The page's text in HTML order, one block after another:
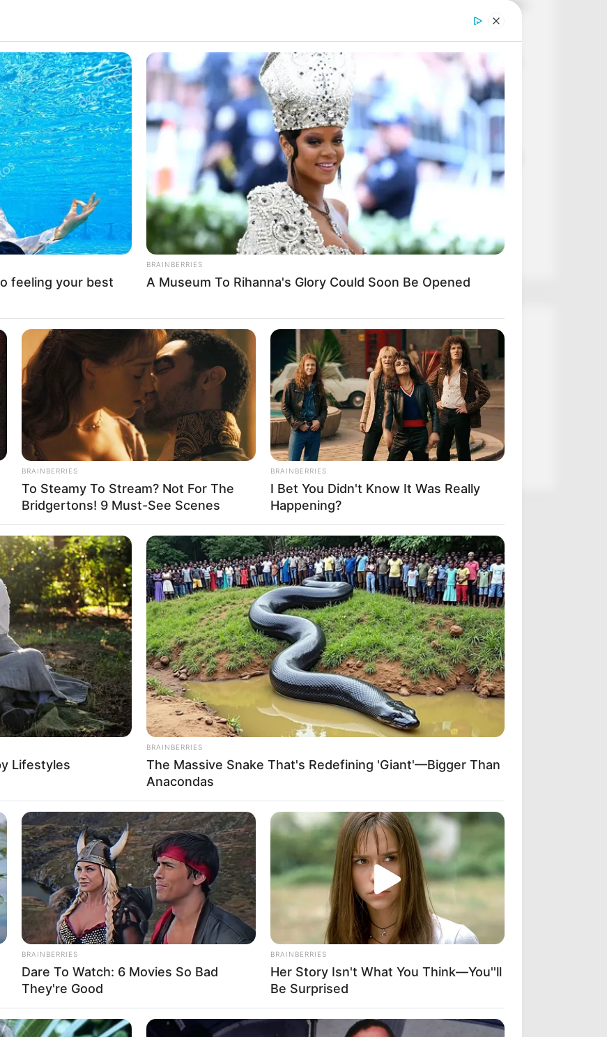
Péter: egy hétre
az országot – ez
🌾 Módosítják az agrárkamarai törvényt –
új szabályok jöhetnek az agráriumban
📺 Gundel Takács Gábor megszólalt a
köztévétől való távozásáról: „Sajnálom,
hogy így kellett eljönnöm”
🛣️ Vitézy Dávid exkluzív országos
forgalomtérképe megmutatja, melyik
autópályát kellene azonnal kibővíteni
Nagy Ervin: Nem vagyok hajlandó még
egyszer végignézni, hogy bárki féljen
ebben a szakmában
🚨 Pósfai Gábor leváltotta az NKOH
elnökét – újabb fontos vezetőcsere
történt
Kategóriák
Friss hírek
Művészek
Természet
Történetek
Világ
feeling your best
BRAINBERRIES
A Museum To Rihanna's Glory Could Soon Be Opened
BRAINBERRIES
To Steamy To Stream? Not For The
Bridgertons! 9 Must-See Scenes
BRAINBERRIES
I Bet You Didn't Know It Was Really
Happening?
Lifestyles
BRAINBERRIES
The Massive Snake That's Redefining 'Giant'—Bigger Than
Anacondas
BRAINBERRIES
Dare To Watch: 6 Movies So Bad
They're Good
BRAINBERRIES
Her Story Isn't What You Think—You''ll
Be Surprised